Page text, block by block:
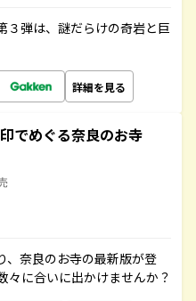
３弾は、謎だらけの奇岩と巨
詳細を見る
でめぐる奈良のお寺
、奈良のお寺の最新版が登
々に合いに出かけませんか？